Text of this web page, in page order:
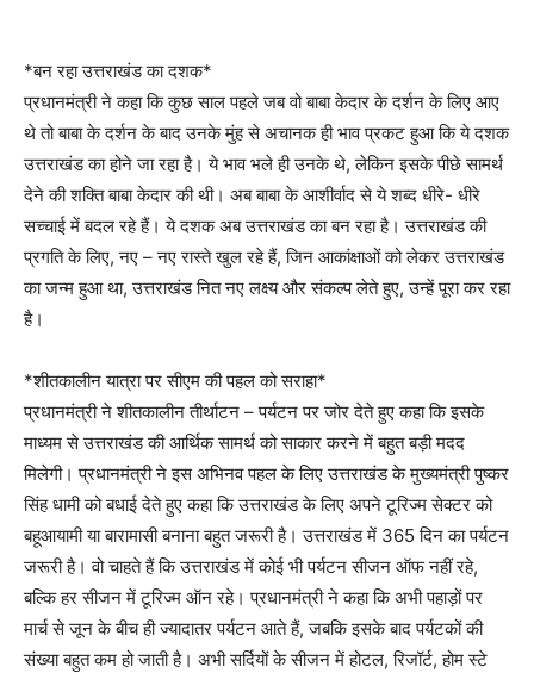
*बन रहा उत्तराखंड का दशक*
प्रधानमंत्री ने कहा कि कुछ साल पहले जब वो बाबा केदार के दर्शन के लिए आए
थे तो बाबा के दर्शन के बाद उनके मुंह से अचानक ही भाव प्रकट हुआ कि ये दशक
उत्तराखंड का होने जा रहा है। ये भाव भले ही उनके थे, लेकिन इसके पीछे सामर्थ
देने की शक्ति बाबा केदार की थी। अब बाबा के आशीर्वाद से ये शब्द धीरे- धीरे
सच्चाई में बदल रहे हैं। ये दशक अब उत्तराखंड का बन रहा है। उत्तराखंड की
प्रगति के लिए, नए – नए रास्ते खुल रहे हैं, जिन आकांक्षाओं को लेकर उत्तराखंड
का जन्म हुआ था, उत्तराखंड नित नए लक्ष्य और संकल्प लेते हुए, उन्हें पूरा कर रहा
है।
*शीतकालीन यात्रा पर सीएम की पहल को सराहा*
प्रधानमंत्री ने शीतकालीन तीर्थाटन – पर्यटन पर जोर देते हुए कहा कि इसके
माध्यम से उत्तराखंड की आर्थिक सामर्थ को साकार करने में बहुत बड़ी मदद
मिलेगी। प्रधानमंत्री ने इस अभिनव पहल के लिए उत्तराखंड के मुख्यमंत्री पुष्कर
सिंह धामी को बधाई देते हुए कहा कि उत्तराखंड के लिए अपने टूरिज्म सेक्टर को
बहूआयामी या बारामासी बनाना बहुत जरूरी है। उत्तराखंड में 365 दिन का पर्यटन
जरूरी है। वो चाहते हैं कि उत्तराखंड में कोई भी पर्यटन सीजन ऑफ नहीं रहे,
बल्कि हर सीजन में टूरिज्म ऑन रहे। प्रधानमंत्री ने कहा कि अभी पहाड़ों पर
मार्च से जून के बीच ही ज्यादातर पर्यटन आते हैं, जबकि इसके बाद पर्यटकों की
संख्या बहुत कम हो जाती है। अभी सर्दियों के सीजन में होटल, रिजॉर्ट, होम स्टे